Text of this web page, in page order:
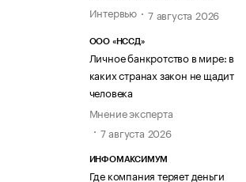
Интервью
7 августа 2026
ООО «НССД»
Личное банкротство в мире: в
каких странах закон не щадит
человека
Мнение эксперта
7 августа 2026
ИНФОМАКСИМУМ
Где компания теряет деньги